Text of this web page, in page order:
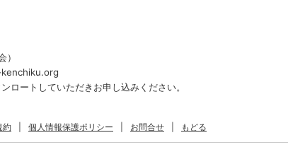
ートしていただきお申し込みください。
約 個人情報保護ポリシー お問合せ もどる